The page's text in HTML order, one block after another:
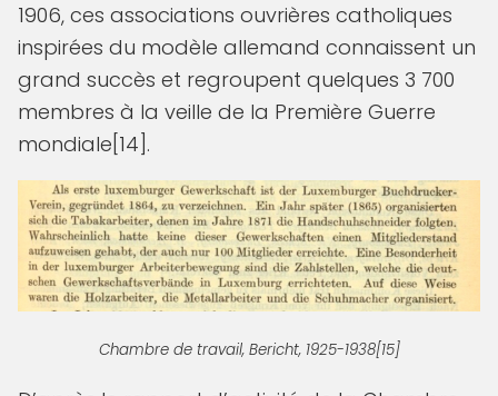
1906, ces associations ouvrières catholiques
inspirées du modèle allemand connaissent un
grand succès et regroupent quelques 3 700
membres à la veille de la Première Guerre
mondiale[14].
Chambre de travail, Bericht, 1925-1938[15]